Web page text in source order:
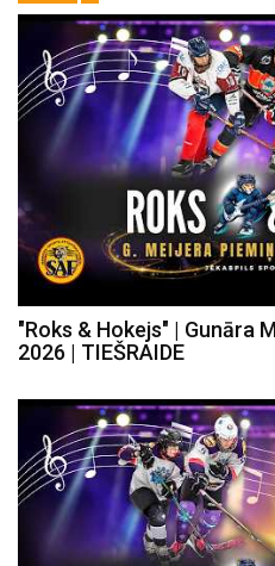
"Roks & Hokejs" | Gunāra
2026 | TIEŠRAIDE